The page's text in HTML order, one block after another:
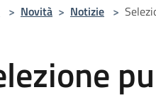
> Novità > Notizie >